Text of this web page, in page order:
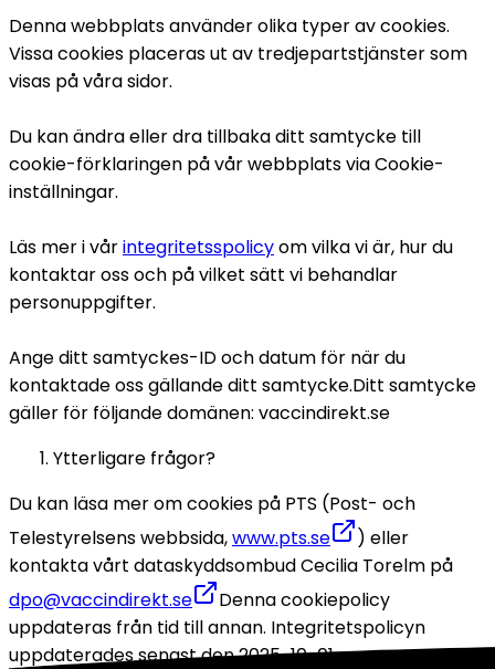
Denna webbplats använder olika typer av cookies.
Vissa cookies placeras ut av tredjepartstjänster som
visas på våra sidor.
Du kan ändra eller dra tillbaka ditt samtycke till
cookie-förklaringen på vår webbplats via Cookie-
inställningar.
Läs mer i vår integritetsspolicy om vilka vi är, hur du
kontaktar oss och på vilket sätt vi behandlar
personuppgifter.
Ange ditt samtyckes-ID och datum för när du
kontaktade oss gällande ditt samtycke.Ditt samtycke
gäller för följande domänen: vaccindirekt.se
Ytterligare frågor?
Du kan läsa mer om cookies på PTS (Post- och
Telestyrelsens webbsida, www.pts.se
) eller
dpo@vaccindirekt.se
Denna cookiepolicy
uppdateras från tid till annan. Integritetspolicyn
uppdaterades senast den 2025-10-01